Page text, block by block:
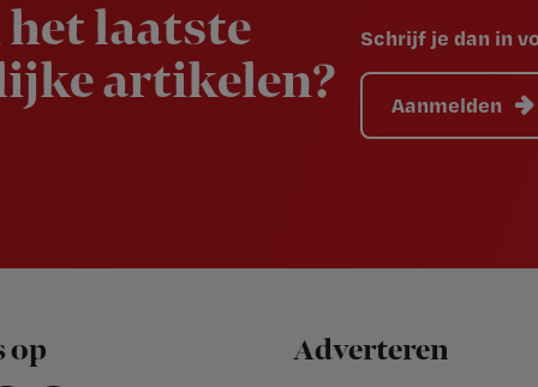
laatste
artikelen?
Schrijf je dan in
Aanmelden
op Adverteren